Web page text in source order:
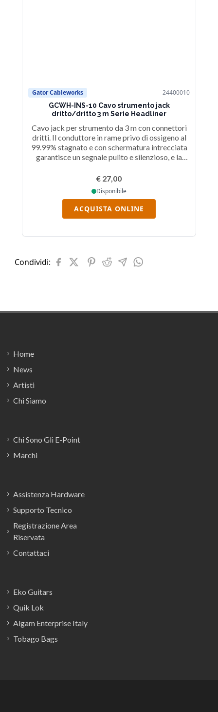
Gator Cableworks 24400010
GCWH-INS-10 Cavo strumento jack
dritto/dritto 3 m Serie Headliner
Cavo jack per strumento da 3 m con connettori
dritti. Il conduttore in rame privo di ossigeno al
99.99% stagnato e con schermatura intrecciata
garantisce un segnale pulito e silenzioso, e la
protezione. Include gli anelli di identificazione
TORIColor ID e una borsa per il trasporto.
€ 27,00
Disponibile
ACQUISTA ONLINE
Condividi:
Home
News
Artisti
Chi Siamo
Chi Sono Gli E-Point
Marchi
Assistenza Hardware
Supporto Tecnico
Registrazione Area
Riservata
Contattaci
Eko Guitars
Quik Lok
Algam Enterprise Italy
Tobago Bags